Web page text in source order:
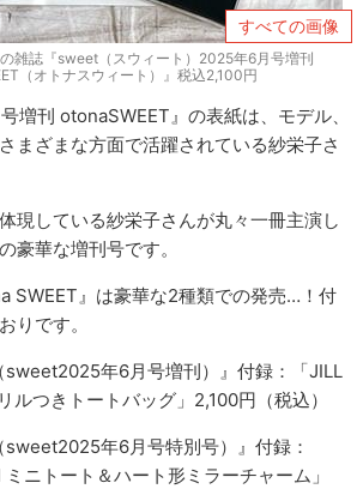
すべての画像
雑誌『sweet（スウィート）2025年6月号増刊
（オトナスウィート）』税込2,100円
増刊 otonaSWEET』の表紙は、モデル、
まざまな方面で活躍されている紗栄子さ
現している紗栄子さんが丸々一冊主演し
豪華な増刊号です。
SWEET』は豪華な2種類での発売…！付
りです。
sweet2025年6月号増刊）』付録：「JILL
ルつきトートバッグ」2,100円（税込）
sweet2025年6月号特別号）』付録：
ミニトート＆ハート形ミラーチャーム」